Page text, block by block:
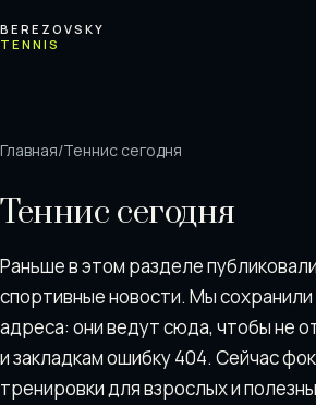
BEREZOVSKY
TENNIS
Главная/Теннис сегодня
Теннис сегодня
Раньше в этом разделе
спортивные новости. Мы
адреса: они ведут сюда, чтобы не
и закладкам ошибку 404. Сейчас
тренировки для взрослых и